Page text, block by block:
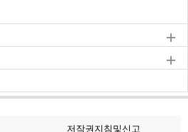
저작권지침및신고